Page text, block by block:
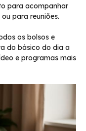
para acompanhar
para reuniões.
os bolsos e
do básico do dia a
e programas mais